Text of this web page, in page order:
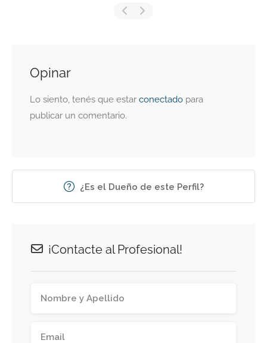
Opinar
Lo siento, tenés que estar conectado para
publicar un comentario.
¿Es el Dueño de este Perfil?
¡Contacte al Profesional!